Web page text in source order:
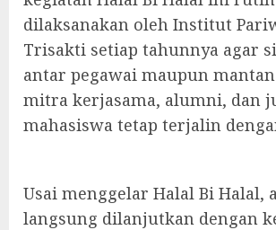
dilaksanakan oleh Institut
Trisakti setiap tahunnya agar
antar pegawai maupun
mitra kerjasama, alumni, dan
mahasiswa tetap terjalin
Usai menggelar Halal Bi Halal,
langsung dilanjutkan dengan